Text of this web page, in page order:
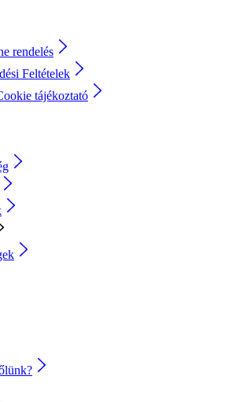
rendelés
Feltételek
tájékoztató